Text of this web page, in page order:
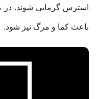
استرس گرمایی شوند. در
باعث کما و مرگ نیز شود.